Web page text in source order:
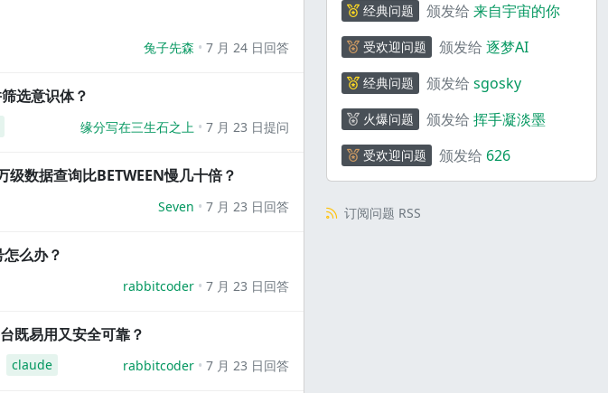
兔子先森 7 月 24 日回答
选意识体？
缘分写在三生石之上 7 月 23 日提问
数据查询比BETWEEN慢几十倍？
Seven 7 月 23 日回答
么办？
rabbitcoder 7 月 23 日回答
既易用又安全可靠？
claude rabbitcoder 7 月 23 日回答
经典问题 颁发给 来自宇宙的你
受欢迎问题 颁发给 逐梦AI
经典问题 颁发给 sgosky
火爆问题 颁发给 挥手凝淡墨
受欢迎问题 颁发给 626
订阅问题 RSS